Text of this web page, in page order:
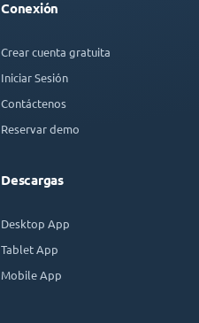
Conexión
Crear cuenta gratuita
Iniciar Sesión
Contáctenos
Reservar demo
Descargas
Desktop App
Tablet App
Mobile App